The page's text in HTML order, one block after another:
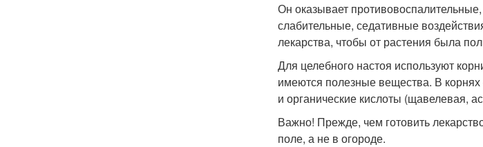
Он оказывает
слабительные, седативные
лекарства, чтобы от растения была
Для целебного настоя используют
имеются полезные вещества. В
и органические кислоты (щавелевая,
Важно! Прежде, чем готовить
поле, а не в огороде.